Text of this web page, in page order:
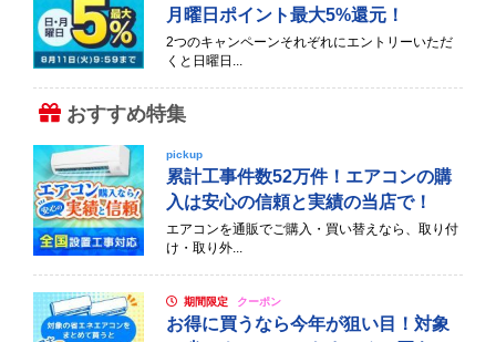
月曜日ポイント最大5%還元！
2つのキャンペーンそれぞれにエントリーいただ
くと日曜日...
おすすめ特集
pickup
累計工事件数52万件！エアコンの購
入は安心の信頼と実績の当店で！
エアコンを通販でご購入・買い替えなら、取り付
け・取り外...
期間限定 クーポン
お得に買うなら今年が狙い目！対象